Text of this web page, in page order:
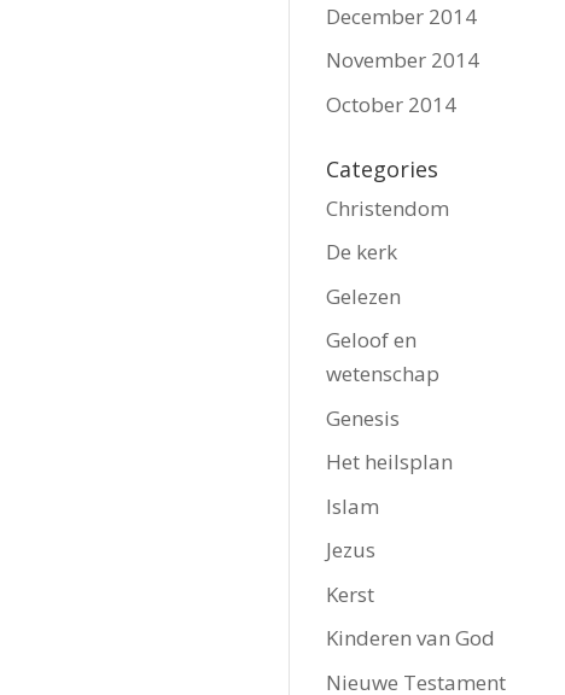
December 2014
November 2014
October 2014
Categories
Christendom
De kerk
Gelezen
Geloof en
wetenschap
Genesis
Het heilsplan
Islam
Jezus
Kerst
Kinderen van God
Nieuwe Testament